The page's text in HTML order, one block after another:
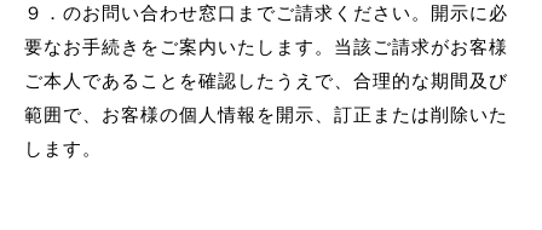
９．のお問い合わせ窓口までご請求ください。開示に必
要なお手続きをご案内いたします。当該ご請求がお客様
ご本人であることを確認したうえで、合理的な期間及び
範囲で、お客様の個人情報を開示、訂正または削除いた
します。